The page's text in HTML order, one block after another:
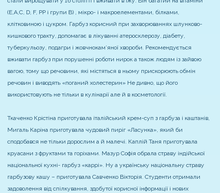
(Е,А,C, D, F, PP і групи В) , мікро- і макроелементами, білками,
клітковиною і цукром. Гарбуз корисний при захворюваннях шлунково-
кишкового тракту, допомагає в лікуванні атеросклерозу, діабету,
туберкульозу, подагри і жовчнокам’яної хвороби. Рекомендується
вживати гарбуз при порушенні роботи нирок а також людям із зайвою
вагою, тому що речовини, які містяться в ньому прискорюють обмін
речовин і виводять «поганий холестерин» Не дивно, що його
використовують не тільки в кулінарії але й в косметології.
Ткаченко Крістіна приготувала італійський крем-суп з гарбуза і каштанів,
Мигаль Каріна приготувала чудовий пиріг «Ласунка», який би
сподобався не тільки дорослим а й малечі. Каплій Таня приготувала
круасани з фруктами та горіхами. Мазур Софія обрала страву індійської
національної кухні- гарбуз «каррі». Ну а українську національну страву
гарбузову кашу – приготувала Савченко Вікторія. Студенти отримали
задоволення від спілкування, здобутої корисної інформації і нових